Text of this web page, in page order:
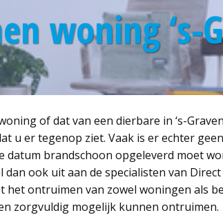
woning ‘s-
of dat van een dierbare in ‘s-
u er tegenop ziet. Vaak is er echter
datum brandschoon opgeleverd moet
dan ook uit aan de specialisten van
het ontruimen van zowel woningen als
zorgvuldig mogelijk kunnen ontruimen.